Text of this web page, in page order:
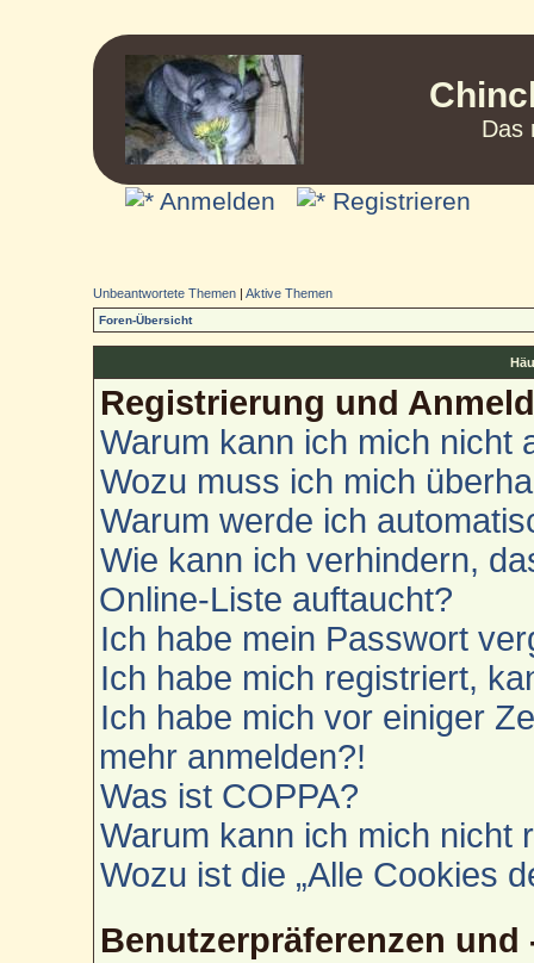
Das
Anmelden Registrieren
Unbeantwortete Themen |Aktive Themen
Foren-Übersicht
Registrierung und
Warum kann ich mich nicht
Wozu muss ich mich
Warum werde ich
Wie kann ich verhindern,
Online-Liste auftaucht?
Ich habe mein Passwort
Ich habe mich registriert,
Ich habe mich vor einiger
mehr anmelden?!
Was ist COPPA?
Warum kann ich mich nicht
Wozu ist die „Alle Cookies
Benutzerpräferenzen